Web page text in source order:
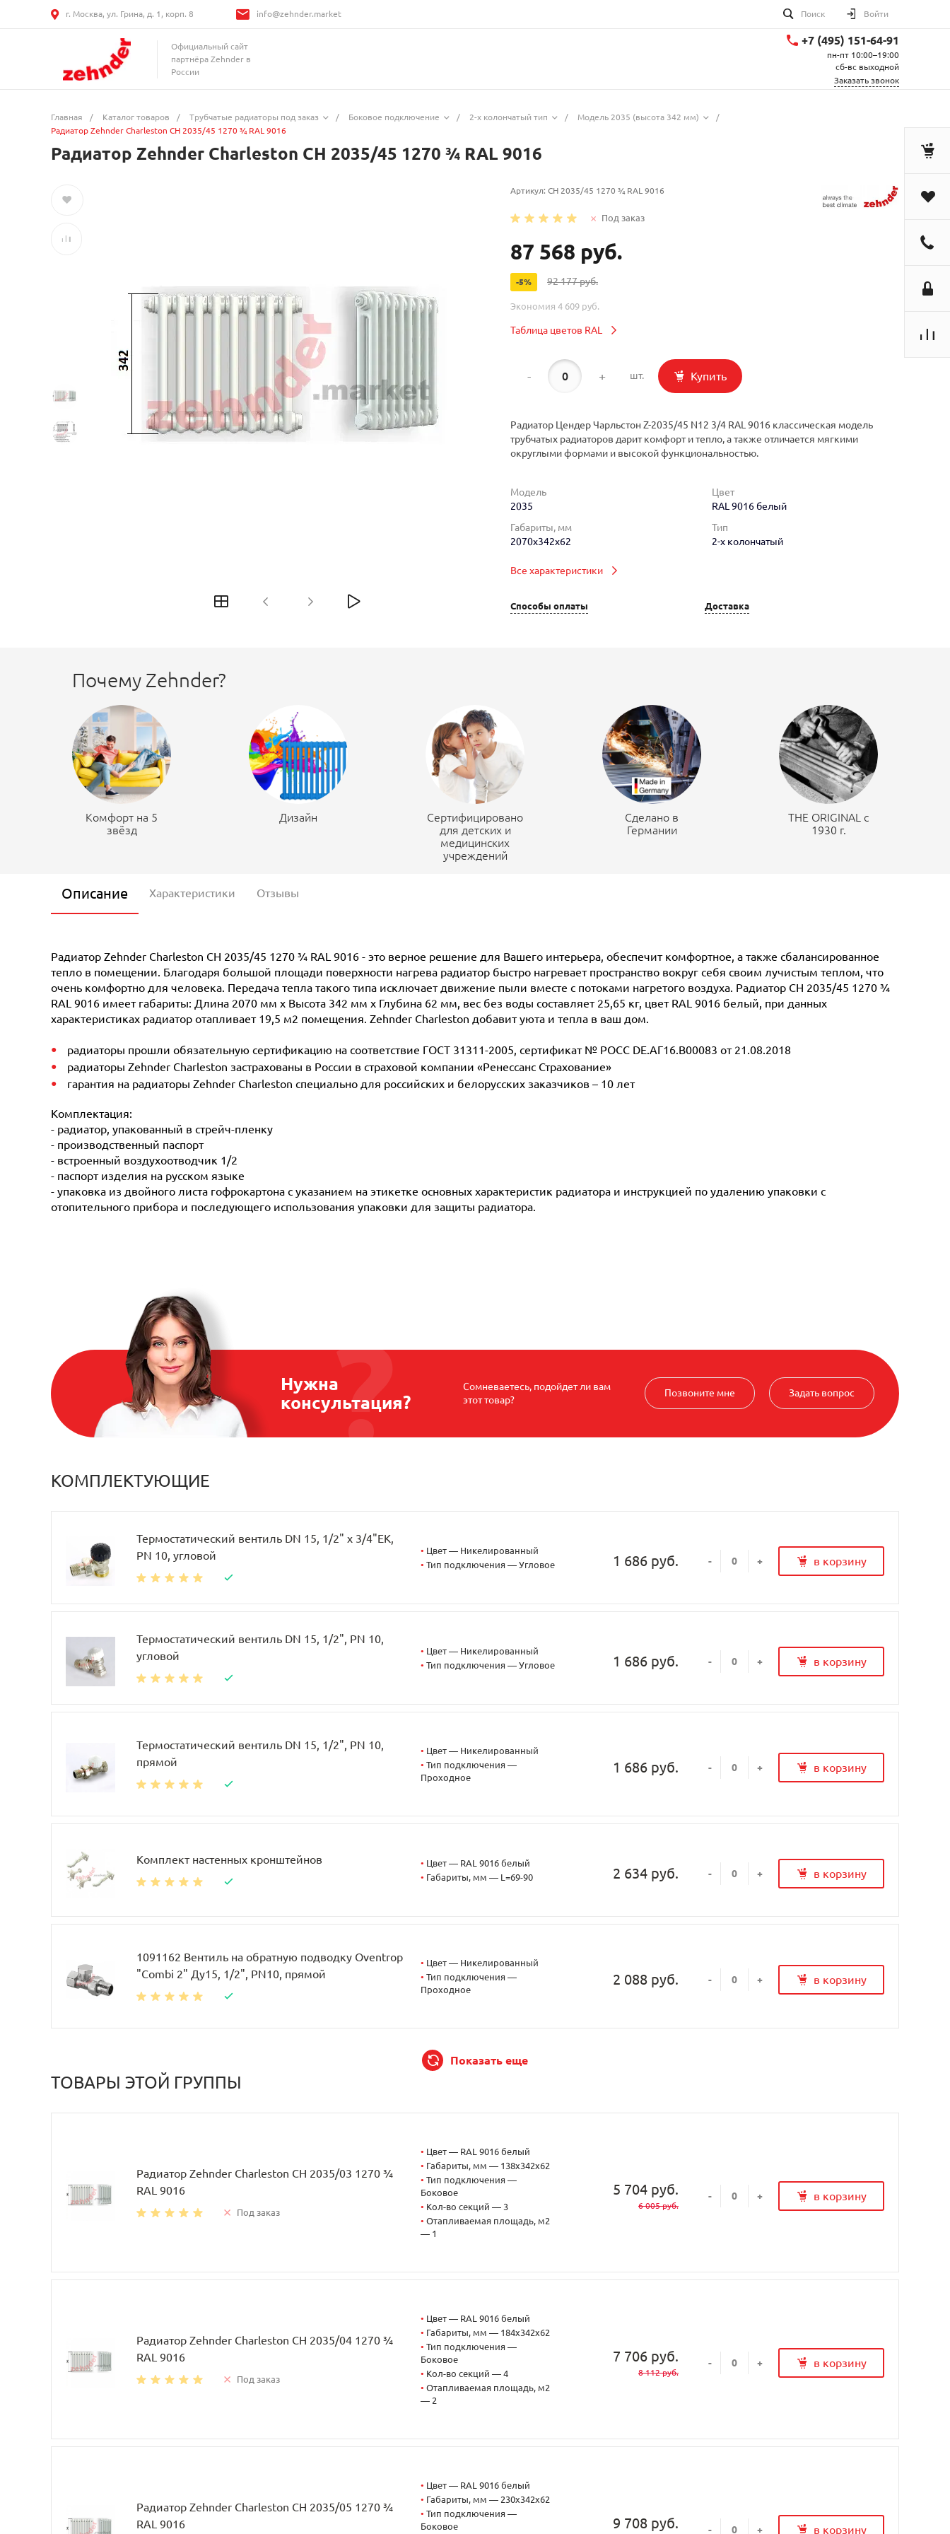
г. Москва, ул. Грина, д. 1, корп. 8 info@zehnder.market Поиск Войти
Официальный сайт
партнёра Zehnder в
России
+7 (495) 151-64-91
пн-пт 10:00–19:00
сб-вс выходной
Заказать звонок
Главная / Каталог товаров / Трубчатые радиаторы под заказ / Боковое подключение / 2-х колончатый тип / Модель 2035 (высота 342 мм)
/
Радиатор Zehnder Charleston CH 2035/45 1270 ¾ RAL 9016
Радиатор Zehnder Charleston CH 2035/45 1270 ¾ RAL 9016
Артикул: CH 2035/45 1270 ¾ RAL 9016
Под заказ
87 568 руб.
-5% 92 177 руб.
Экономия 4 609 руб.
Таблица цветов RAL
- + шт. Купить
Радиатор Цендер Чарльстон Z-2035/45 N12 3/4 RAL 9016 классическая модель
трубчатых радиаторов дарит комфорт и тепло, а также отличается мягкими
округлыми формами и высокой функциональностью.
Модель
2035
Цвет
RAL 9016 белый
Габариты, мм
2070x342x62
Тип
2-х колончатый
Все характеристики
Способы оплаты Доставка
Почему Zehnder?
Комфорт на 5
звёзд
Дизайн
Сертифицировано
для детских и
медицинских
учреждений
Сделано в
Германии
THE ORIGINAL c
1930 г.
Описание Характеристики Отзывы
Радиатор Zehnder Charleston CH 2035/45 1270 ¾ RAL 9016 - это верное решение для Вашего интерьера, обеспечит комфортное, а также сбалансированное
тепло в помещении. Благодаря большой площади поверхности нагрева радиатор быстро нагревает пространство вокруг себя своим лучистым теплом, что
очень комфортно для человека. Передача тепла такого типа исключает движение пыли вместе с потоками нагретого воздуха. Радиатор CH 2035/45 1270 ¾
RAL 9016 имеет габариты: Длина 2070 мм х Высота 342 мм х Глубина 62 мм, вес без воды составляет 25,65 кг, цвет RAL 9016 белый, при данных
характеристиках радиатор отапливает 19,5 м2 помещения. Zehnder Charleston добавит уюта и тепла в ваш дом.
радиаторы прошли обязательную сертификацию на соответствие ГОСТ 31311-2005, сертификат № POCC DE.АГ16.В00083 от 21.08.2018
радиаторы Zehnder Charleston застрахованы в России в страховой компании «Ренессанс Страхование»
гарантия на радиаторы Zehnder Charleston специально для российских и белорусских заказчиков – 10 лет
Комплектация:
- радиатор, упакованный в стрейч-пленку
- производственный паспорт
- встроенный воздухоотводчик 1/2
- паспорт изделия на русском языке
- упаковка из двойного листа гофрокартона с указанием на этикетке основных характеристик радиатора и инструкцией по удалению упаковки с
отопительного прибора и последующего использования упаковки для защиты радиатора.
Нужна
консультация?
Сомневаетесь, подойдет ли вам
этот товар?
Позвоните мне Задать вопрос
КОМПЛЕКТУЮЩИЕ
Термостатический вентиль DN 15, 1/2" х 3/4"EK,
PN 10, угловой
• Цвет — Никелированный
• Тип подключения — Угловое 1 686 руб. - + в корзину
Термостатический вентиль DN 15, 1/2", PN 10,
угловой
• Цвет — Никелированный
• Тип подключения — Угловое 1 686 руб. - + в корзину
Термостатический вентиль DN 15, 1/2", PN 10,
прямой
• Цвет — Никелированный
• Тип подключения —
Проходное
1 686 руб. - + в корзину
Комплект настенных кронштейнов • Цвет — RAL 9016 белый
• Габариты, мм — L=69-90 2 634 руб. - + в корзину
1091162 Вентиль на обратную подводку Oventrop
"Combi 2" Ду15, 1/2", PN10, прямой
• Цвет — Никелированный
• Тип подключения —
Проходное
2 088 руб. - + в корзину
Показать еще
ТОВАРЫ ЭТОЙ ГРУППЫ
Радиатор Zehnder Charleston CH 2035/03 1270 ¾
RAL 9016
Под заказ
• Цвет — RAL 9016 белый
• Габариты, мм — 138x342x62
• Тип подключения —
Боковое
• Кол-во секций — 3
• Отапливаемая площадь, м2
— 1
5 704 руб.
6 005 руб.
- + в корзину
Радиатор Zehnder Charleston CH 2035/04 1270 ¾
RAL 9016
Под заказ
• Цвет — RAL 9016 белый
• Габариты, мм — 184x342x62
• Тип подключения —
Боковое
• Кол-во секций — 4
• Отапливаемая площадь, м2
— 2
7 706 руб.
8 112 руб.
- + в корзину
Радиатор Zehnder Charleston CH 2035/05 1270 ¾
RAL 9016
• Цвет — RAL 9016 белый
• Габариты, мм — 230x342x62
• Тип подключения —
Боковое
9 708 руб. - + в корзину